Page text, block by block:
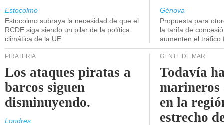
Estocolmo
Estocolmo subraya la necesidad de que el
RCDE siga siendo un pilar de la política
climática de la UE.
Génova
Propuesta para
la tarifa de
aumenten el tráfico
PIRATERÍA
Los ataques piratas a
barcos siguen
disminuyendo.
Londres
GENTE DE MAR
Todavía
marineros
en la
estrecho